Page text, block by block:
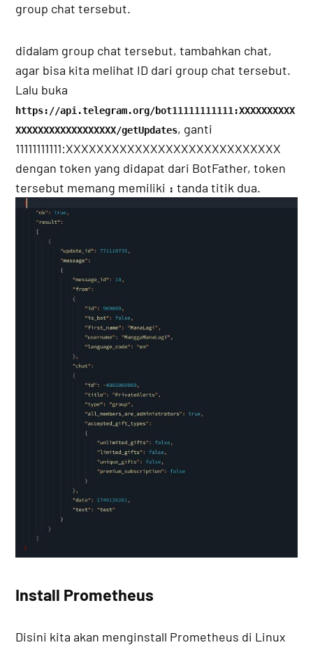
group chat tersebut.
didalam group chat tersebut, tambahkan chat,
agar bisa kita melihat ID dari group chat tersebut.
Lalu buka
https://api.telegram.org/bot11111111111:XXXXXXXXXX
XXXXXXXXXXXXXXXXXX/getUpdates, ganti
11111111111:XXXXXXXXXXXXXXXXXXXXXXXXXXXX
dengan token yang didapat dari BotFather, token
tersebut memang memiliki : tanda titik dua.
Install Prometheus
Disini kita akan menginstall Prometheus di Linux